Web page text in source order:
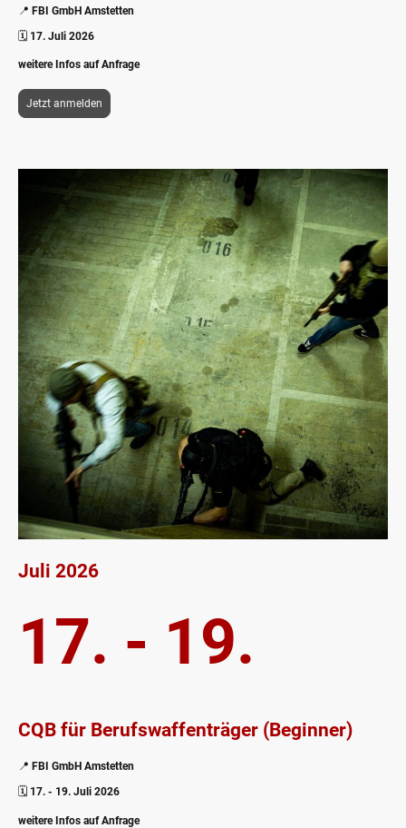
📍 FBI GmbH Amstetten
🗓️ 17. Juli 2026
weitere Infos auf Anfrage
Jetzt anmelden
Juli 2026
17. - 19.
CQB für Berufswaffenträger (Beginner)
📍 FBI GmbH Amstetten
🗓️ 17. - 19. Juli 2026
weitere Infos auf Anfrage